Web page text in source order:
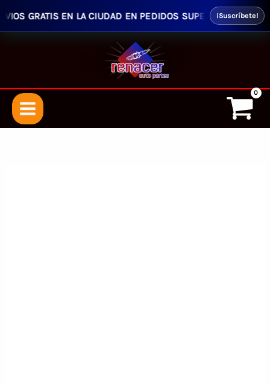
GRATIS EN LA CIUDAD EN PEDIDOS SUPERIORES $50.00
¡Suscríbete!